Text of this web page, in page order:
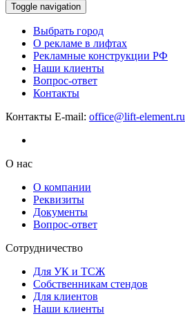
Toggle navigation
Выбрать город
О рекламе в лифтах
Рекламные конструкции РФ
Наши клиенты
Вопрос-ответ
Контакты
Контакты E-mail: office@lift-element.ru
О нас
О компании
Реквизиты
Документы
Вопрос-ответ
Сотрудничество
Для УК и ТСЖ
Собственникам стендов
Для клиентов
Наши клиенты